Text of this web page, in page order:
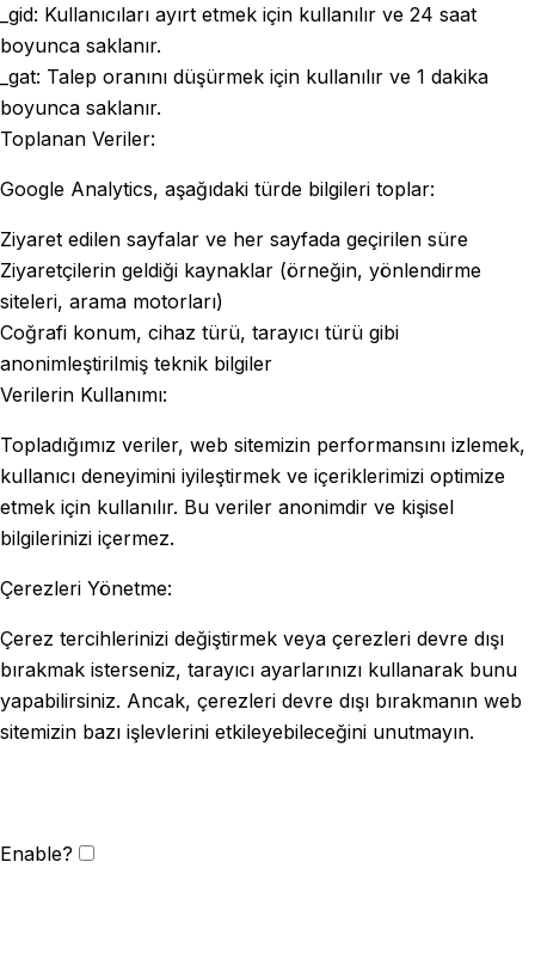
_gid: Kullanıcıları ayırt etmek için kullanılır ve 24 saat
boyunca saklanır.
_gat: Talep oranını düşürmek için kullanılır ve 1 dakika
boyunca saklanır.
Toplanan Veriler:
Google Analytics, aşağıdaki türde bilgileri toplar:
Ziyaret edilen sayfalar ve her sayfada geçirilen süre
Ziyaretçilerin geldiği kaynaklar (örneğin, yönlendirme
siteleri, arama motorları)
Coğrafi konum, cihaz türü, tarayıcı türü gibi
anonimleştirilmiş teknik bilgiler
Verilerin Kullanımı:
Topladığımız veriler, web sitemizin performansını izlemek,
kullanıcı deneyimini iyileştirmek ve içeriklerimizi optimize
etmek için kullanılır. Bu veriler anonimdir ve kişisel
bilgilerinizi içermez.
Çerezleri Yönetme:
Çerez tercihlerinizi değiştirmek veya çerezleri devre dışı
bırakmak isterseniz, tarayıcı ayarlarınızı kullanarak bunu
yapabilirsiniz. Ancak, çerezleri devre dışı bırakmanın web
sitemizin bazı işlevlerini etkileyebileceğini unutmayın.
Enable?